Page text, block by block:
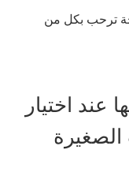
ترحب بكل من
عند اختيار
الصغيرة